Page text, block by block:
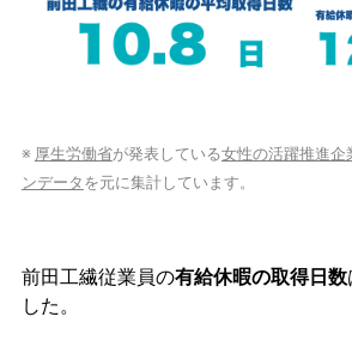
※ 厚生労働省が発表している女性の活躍推進企
ンデータ を元に集計しています。
前田工繊従業員の有給休暇の取得日数
した。